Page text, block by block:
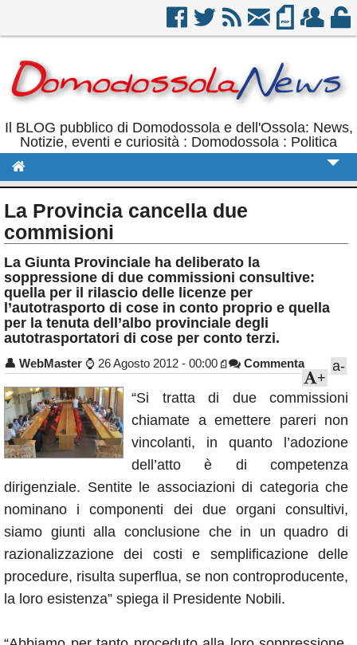
Il BLOG pubblico di Domodossola e dell'Ossola: News,
Notizie, eventi e curiosità : Domodossola : Politica
Politica
Sport
Eventi
Rubriche
Calendario
Annunci
La Provincia cancella due
commisioni
La Giunta Provinciale ha deliberato la
soppressione di due commissioni consultive:
quella per il rilascio delle licenze per
l’autotrasporto di cose in conto proprio e quella
per la tenuta dell’albo provinciale degli
autotrasportatori di cose per conto terzi.
👤 WebMaster ⌚ 26 Agosto 2012 - 00:00 Commenta a-
+
“Si tratta di due commissioni
chiamate a emettere pareri non
vincolanti, in quanto l’adozione
dell’atto è di competenza
dirigenziale. Sentite le associazioni di categoria che
nominano i componenti dei due organi consultivi,
siamo giunti alla conclusione che in un quadro di
razionalizzazione dei costi e semplificazione delle
procedure, risulta superflua, se non controproducente,
la loro esistenza” spiega il Presidente Nobili.